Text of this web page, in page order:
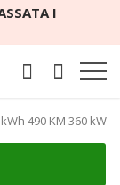
I
490 KM 360 kW